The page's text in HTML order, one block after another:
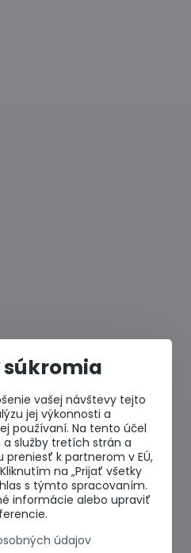
vašej návštevy tejto
jej výkonnosti a
používaní. Na tento účel
služby tretích strán a
k partnerom v EÚ,
na „Prijať všetky
s týmto spracovaním.
informácie alebo upraviť
údajov